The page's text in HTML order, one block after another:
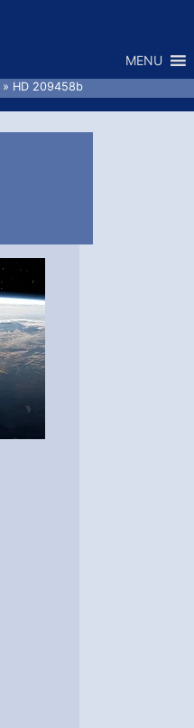
MENU
HD 209458b